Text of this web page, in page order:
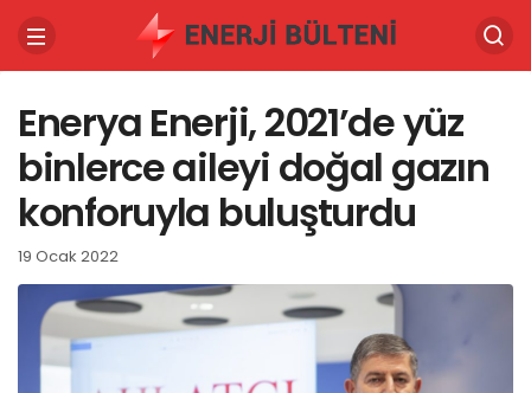
Enerya Enerji, 2021’de yüz
binlerce aileyi doğal gazın
konforuyla buluşturdu
19 Ocak 2022